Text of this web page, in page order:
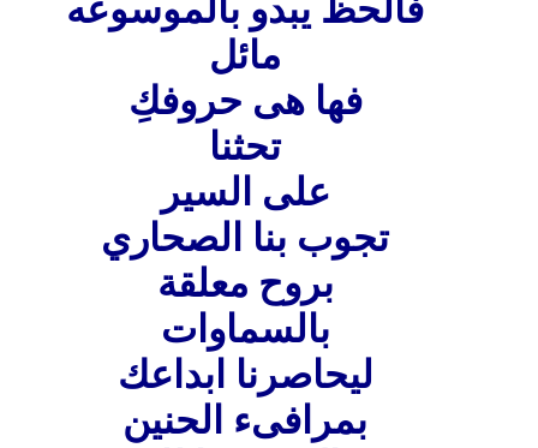
فالحظ يبدو بالموسوعه
مائل
فها هى حروفكِ
تحثنا
على السير
تجوب بنا الصحاري
بروح معلقة
بالسماوات
ليحاصرنا ابداعك
بمرافىء الحنين